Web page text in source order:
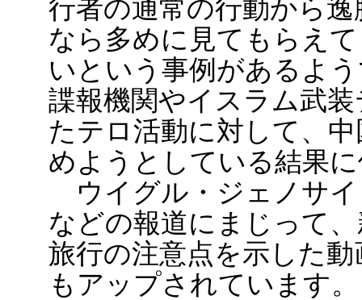
行者の通常の行動から
なら多めに見てもらえ
いという事例があるよ
諜報機関やイスラム武
たテロ活動に対して、
めようとしている結果
ウイグル・ジェノサイ
などの報道にまじって
旅行の注意点を示した
もアップされています。